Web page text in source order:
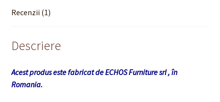
Recenzii (1)
Descriere
Acest produs este fabricat de ECHOS Furniture srl , în
Romania.